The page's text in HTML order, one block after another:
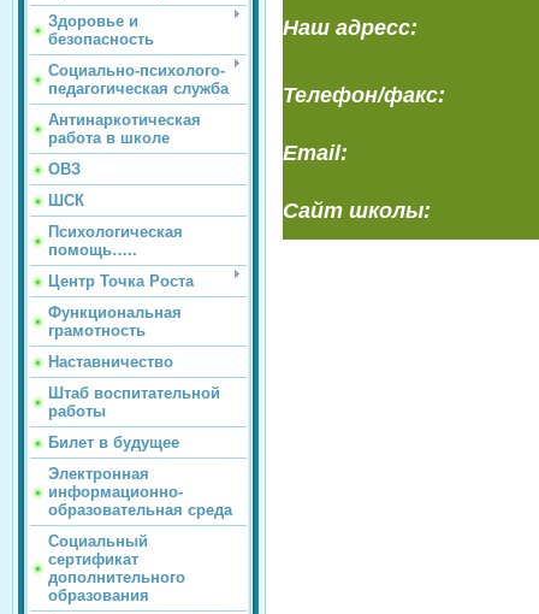
Здоровье и
безопасность
Социально-психолого-
педагогическая служба
Антинаркотическая
работа в школе
ОВЗ
ШСК
Психологическая
помощь…..
Центр Точка Роста
Функциональная
грамотность
Наставничество
Штаб воспитательной
работы
Билет в будущее
Электронная
информационно-
образовательная среда
Социальный
сертификат
дополнительного
образования
Наш адресс:
Телефон/факс:
Email:
Сайт школы: